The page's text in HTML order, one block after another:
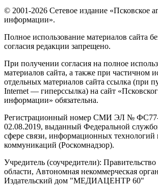
© 2001-2026 Сетевое издание «Псковское
информации».
Полное использование материалов сайта
согласия редакции запрещено.
При получении согласия на полное
материалов сайта, а также при частичном
отдельных материалов сайта ссылка (при
Internet — гиперссылка) на сайт
информации» обязательна.
Регистрационный номер СМИ ЭЛ № ФС77-
02.08.2019, выданный Федеральной
сфере связи, информационных технологий
коммуникаций (Роскомнадзор).
Учредитель (соучредители):
области, Автономная некоммерческая
Издательский дом "МЕДИАЦЕНТР 60"